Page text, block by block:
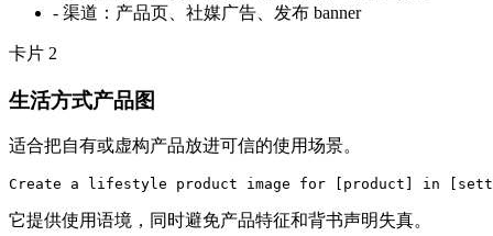
- 渠道：产品页、社媒广告、发布 banner
卡片 2
生活方式产品图
适合把自有或虚构产品放进可信的使用场景。
Create a lifestyle product image for [product] in
它提供使用语境，同时避免产品特征和背书声明失真。